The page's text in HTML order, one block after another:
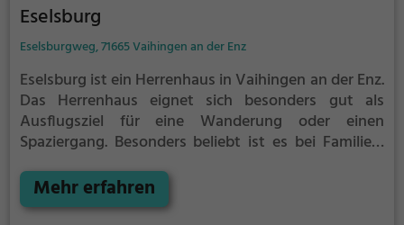
Eselsburg
Eselsburgweg, 71665 Vaihingen an der Enz
Eselsburg ist ein Herrenhaus in Vaihingen an der Enz.
Das Herrenhaus eignet sich besonders gut als
Ausflugsziel für eine Wanderung oder einen
Spaziergang. Besonders beliebt ist es bei Familien,
offenbart historische Aspekte aus längst
vergangenen Zeiten und bietet einen kleinen
Mehr erfahren